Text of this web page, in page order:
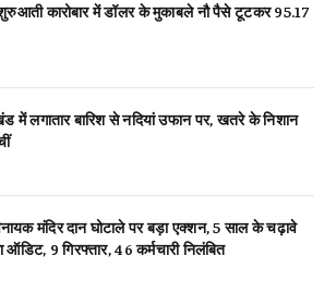
कारोबार में डॉलर के मुकाबले नौ पैसे टूटकर 95.17
में लगातार बारिश से नदियां उफान पर, खतरे के निशान
मंदिर दान घोटाले पर बड़ा एक्शन, 5 साल के चढ़ावे
ऑडिट, 9 गिरफ्तार, 46 कर्मचारी निलंबित